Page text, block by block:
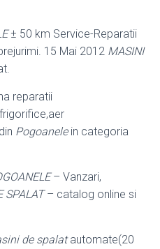
± 50 km Service-Reparatii
15 Mai 2012 MASINI
reparatii
,aer
Pogoanelein categoria
– Vanzari,
SPALAT– catalog online si
de spalatautomate(20